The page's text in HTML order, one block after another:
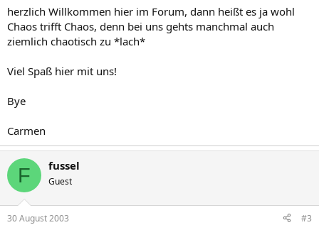
herzlich Willkommen hier im Forum, dann heißt es ja wohl
Chaos trifft Chaos, denn bei uns gehts manchmal auch
ziemlich chaotisch zu *lach*
Viel Spaß hier mit uns!
Bye
Carmen
F fussel
Guest
30 August 2003 #3